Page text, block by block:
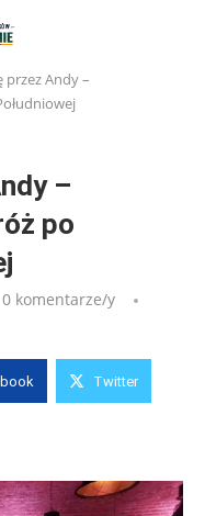
Andy –
–
po
0 komentarze/y
Twitter